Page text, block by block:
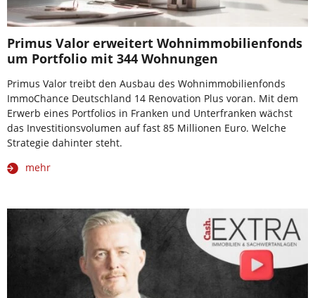
Primus Valor erweitert Wohnimmobilienfonds
um Portfolio mit 344 Wohnungen
Primus Valor treibt den Ausbau des Wohnimmobilienfonds
ImmoChance Deutschland 14 Renovation Plus voran. Mit dem
Erwerb eines Portfolios in Franken und Unterfranken wächst
das Investitionsvolumen auf fast 85 Millionen Euro. Welche
Strategie dahinter steht.
mehr